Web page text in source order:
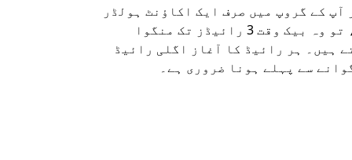
آپ کے گروپ میں صرف ایک اکاؤنٹ ہولڈر
ہے، تو وہ بیک وقت 3 رائیڈز تک منگوا
ہیں۔ ہر رائیڈ کا آغاز اگلی رائیڈ
سے پہلے ہونا ضروری ہے۔